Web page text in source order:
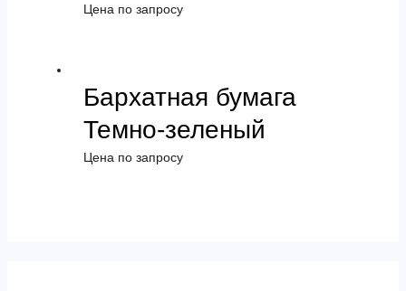
Цена по запросу
Бархатная бумага
Темно-зеленый
Цена по запросу